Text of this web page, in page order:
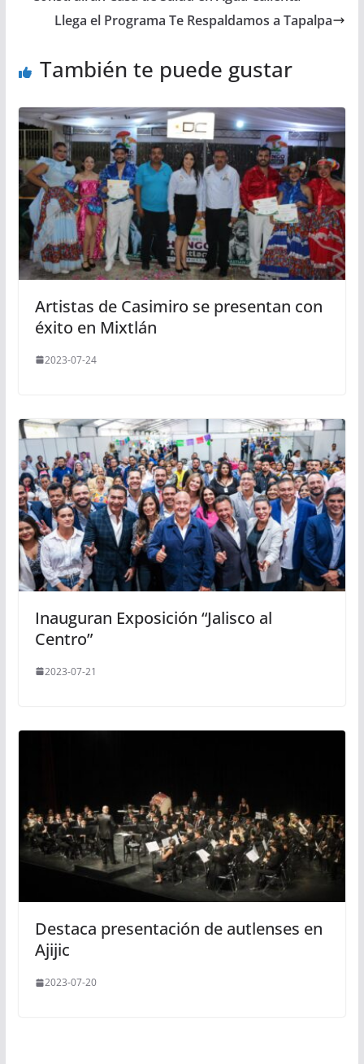
Llega el Programa Te Respaldamos a Tapalpa
También te puede gustar
Artistas de Casimiro se presentan con
éxito en Mixtlán
2023-07-24
Inauguran Exposición “Jalisco al
Centro”
2023-07-21
Destaca presentación de autlenses en
Ajijic
2023-07-20